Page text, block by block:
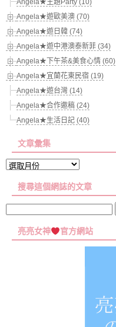
Angela★主題Party (10)
Angela★遊歐美澳 (70)
Angela★遊日韓 (74)
Angela★遊中港澳泰新菲 (34)
Angela★下午茶&美食心情 (60)
Angela★宜蘭花東民宿 (19)
Angela★遊台灣 (14)
Angela★合作邀稿 (24)
Angela★生活日記 (40)
文章彙集
文
彙
搜尋這個網誌的文章
關
亮亮女神 官方網站